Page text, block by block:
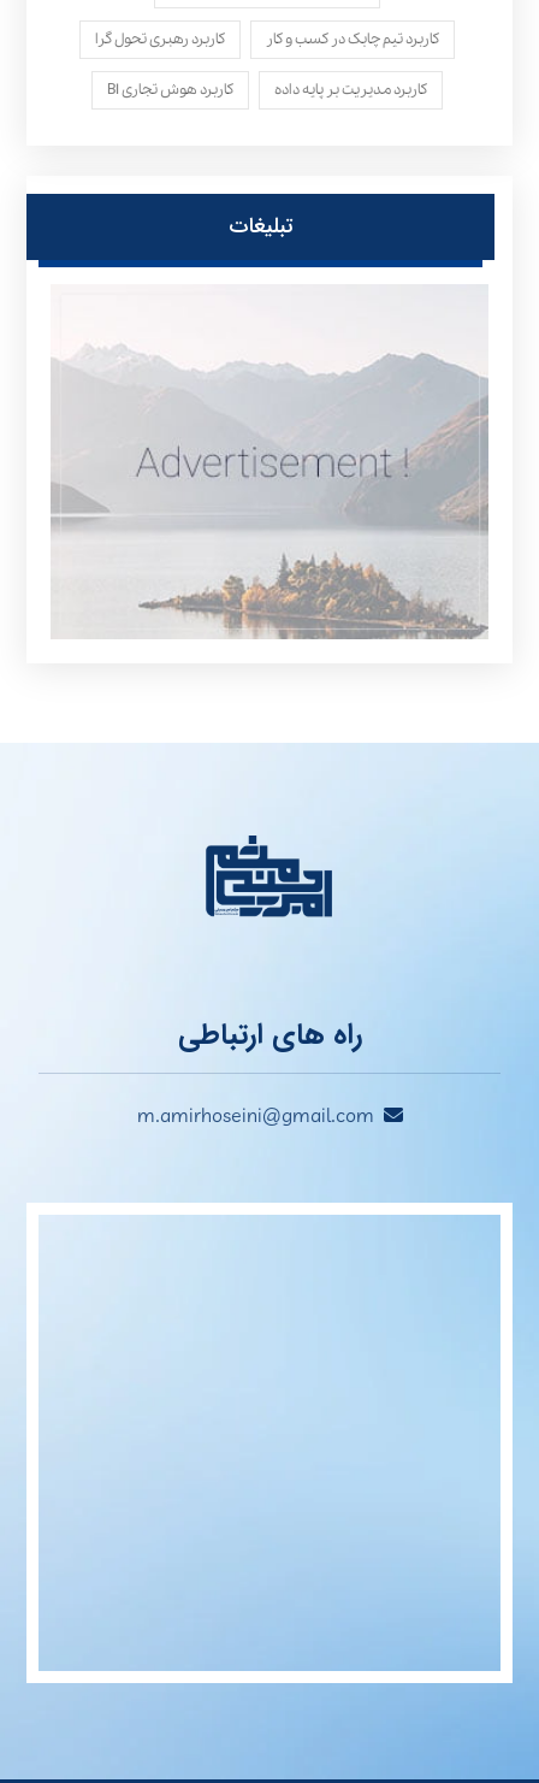
کاربرد تیم چابک در کسب و کار کاربرد رهبری تحول‌ گرا
کاربرد مدیریت بر پایه داده کاربرد هوش تجاری BI
تبلیغات
راه های ارتباطی
m.amirhoseini@gmail.com